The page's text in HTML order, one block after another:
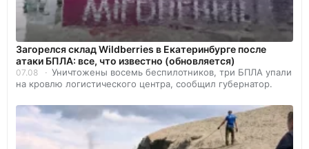
Загорелся склад Wildberries в Екатеринбурге после
атаки БПЛА: все, что известно (обновляется)
07.08
Уничтожены восемь беспилотников, три БПЛА упали
на кровлю логистического центра, сообщил губернатор.